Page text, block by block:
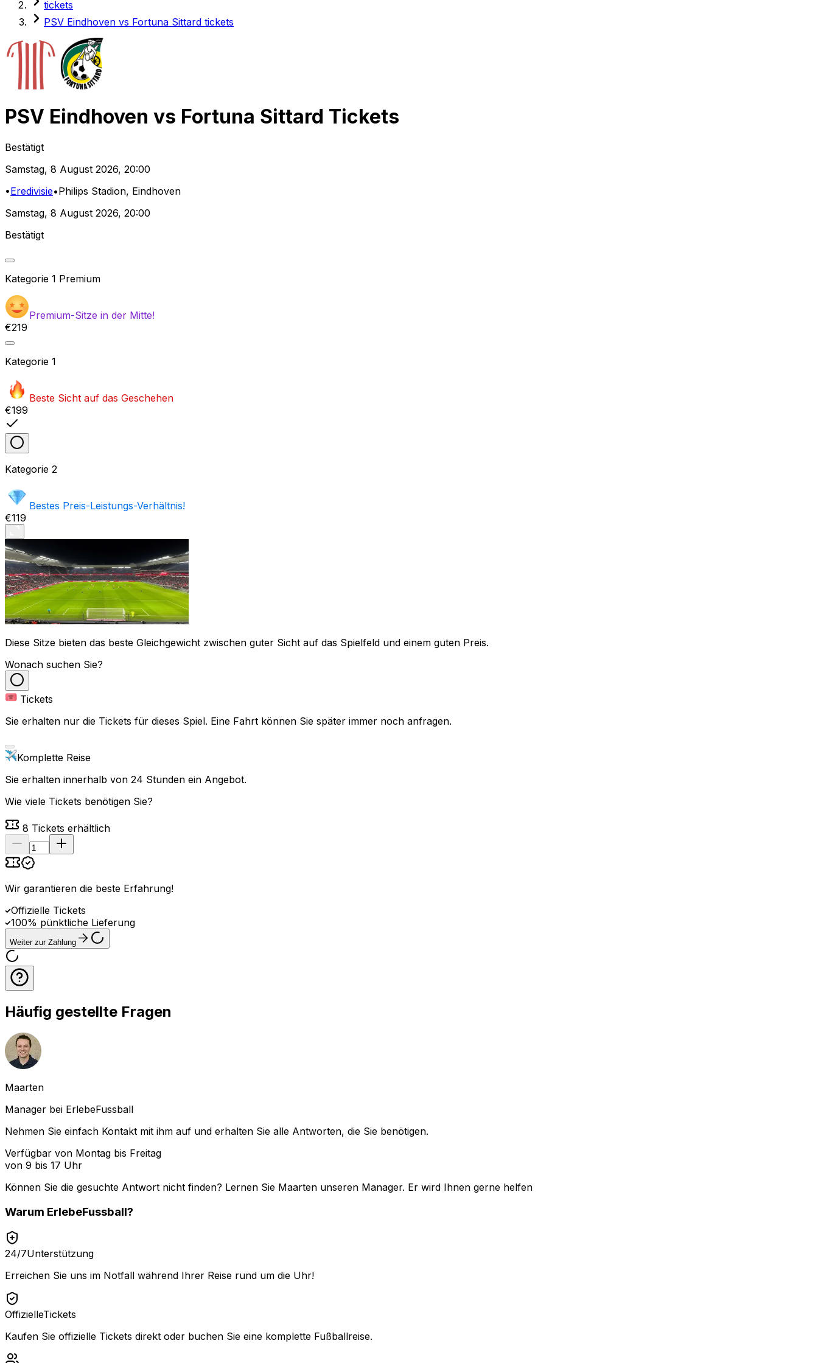
tickets
PSV Eindhoven vs Fortuna Sittard tickets
PSV Eindhoven vs Fortuna Sittard Tickets
Bestätigt
Samstag, 8 August 2026, 20:00
•Eredivisie•Philips Stadion, Eindhoven
Samstag, 8 August 2026, 20:00
Bestätigt
Kategorie 1 Premium
Premium-Sitze in der Mitte!
€219
Kategorie 1
Beste Sicht auf das Geschehen
€199
Kategorie 2
Bestes Preis-Leistungs-Verhältnis!
€119
Diese Sitze bieten das beste Gleichgewicht zwischen guter Sicht auf das Spielfeld und einem guten Preis.
Wonach suchen Sie?
Tickets
Sie erhalten nur die Tickets für dieses Spiel. Eine Fahrt können Sie später immer noch anfragen.
Komplette Reise
Sie erhalten innerhalb von 24 Stunden ein Angebot.
Wie viele Tickets benötigen Sie?
8 Tickets erhältlich
Wir garantieren die beste Erfahrung!
Offizielle Tickets
100% pünktliche Lieferung
Weiter zur Zahlung
Häufig gestellte Fragen
Maarten
Manager bei ErlebeFussball
Nehmen Sie einfach Kontakt mit ihm auf und erhalten Sie alle Antworten, die Sie benötigen.
Verfügbar von Montag bis Freitag
von 9 bis 17 Uhr
Können Sie die gesuchte Antwort nicht finden? Lernen Sie Maarten unseren Manager. Er wird Ihnen gerne helfen
Warum ErlebeFussball?
24/7Unterstützung
Erreichen Sie uns im Notfall während Ihrer Reise rund um die Uhr!
OffizielleTickets
Kaufen Sie offizielle Tickets direkt oder buchen Sie eine komplette Fußballreise.